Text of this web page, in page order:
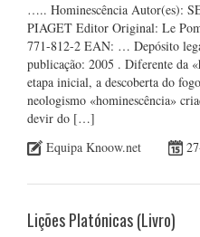
….. Hominescência Autor(es):
PIAGET Editor Original: Le
771-812-2 EAN: … Depósito
publicação: 2005 . Diferente da
etapa inicial, a descoberta do
neologismo «hominescência»
devir do […]
Equipa Knoow.net
Lições Platónicas (Livro)